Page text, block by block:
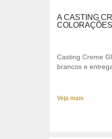
A CASTING
Casting Creme
brancos e
Veja mais